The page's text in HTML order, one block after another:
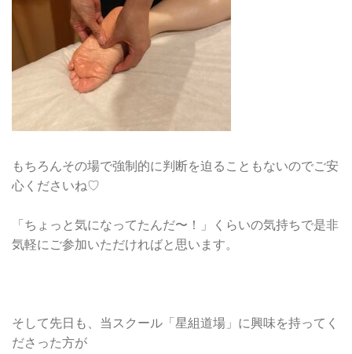
もちろんその場で強制的に判断を迫ることもないのでご安
心くださいね♡
「ちょっと気になってたんだ〜！」くらいの気持ちで是非
気軽にご参加いただければと思います。
そして先日も、当スクール「星組道場」に興味を持ってく
ださった方が